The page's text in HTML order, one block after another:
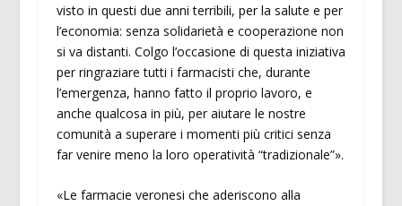
visto in questi due anni terribili, per la salute e per
l’economia: senza solidarietà e cooperazione non
si va distanti. Colgo l’occasione di questa iniziativa
per ringraziare tutti i farmacisti che, durante
l’emergenza, hanno fatto il proprio lavoro, e
anche qualcosa in più, per aiutare le nostre
comunità a superare i momenti più critici senza
far venire meno la loro operatività “tradizionale”».
«Le farmacie veronesi che aderiscono alla